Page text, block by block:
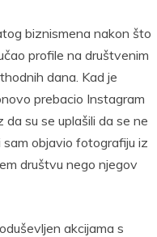
biznismena nakon što
profile na društvenim
dana. Kad je
prebacio Instagram
su se uplašili da se ne
objavio fotografiju iz
društvu nego njegov
akcijama s